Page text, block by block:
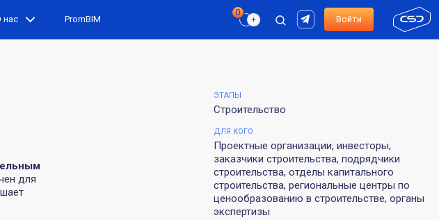
нас PromBIM Войти
для
ЭТАПЫ
Строительство
ДЛЯ КОГО
Проектные организации, инвесторы,
заказчики строительства, подрядчики
строительства, отделы капитального
строительства, региональные центры по
ценообразованию в строительстве, органы
экспертизы